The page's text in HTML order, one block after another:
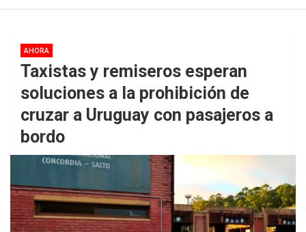
AHORA
Taxistas y remiseros esperan
soluciones a la prohibición de
cruzar a Uruguay con pasajeros a
bordo